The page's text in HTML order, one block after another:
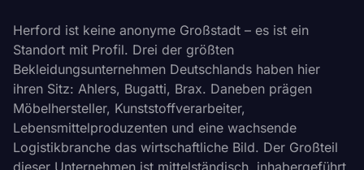
Herford ist keine anonyme Großstadt – es ist ein
Standort mit Profil. Drei der größten
Bekleidungsunternehmen Deutschlands haben hier
ihren Sitz: Ahlers, Bugatti, Brax. Daneben prägen
Möbelhersteller, Kunststoffverarbeiter,
Lebensmittelproduzenten und eine wachsende
Logistikbranche das wirtschaftliche Bild. Der Großteil